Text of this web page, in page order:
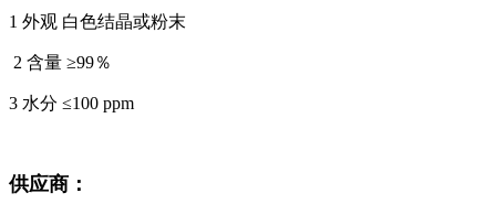
1 外观 白色结晶或粉末
2 含量 ≥99％
3 水分 ≤100 ppm
供应商：